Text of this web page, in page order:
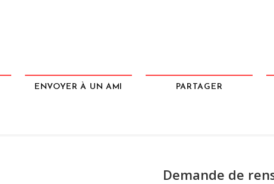
ENVOYER À UN AMI PARTAGER
Demande de